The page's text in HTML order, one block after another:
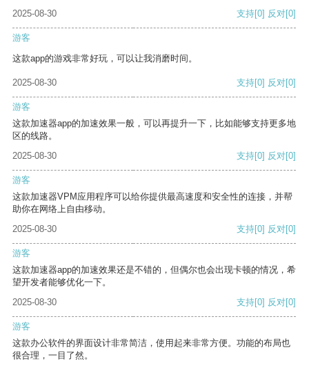
2025-08-30
支持[0] 反对[0]
游客
这款app的游戏非常好玩，可以让我消磨时间。
2025-08-30 支持[0] 反对[0]
游客
这款加速器app的加速效果一般，可以再提升一下，比如能够支持更多地
区的线路。
2025-08-30
支持[0] 反对[0]
游客
这款加速器VPM应用程序可以给你提供最高速度和安全性的连接，并帮
助你在网络上自由移动。
2025-08-30
支持[0] 反对[0]
游客
这款加速器app的加速效果还是不错的，但偶尔也会出现卡顿的情况，希
望开发者能够优化一下。
2025-08-30
支持[0] 反对[0]
游客
这款办公软件的界面设计非常简洁，使用起来非常方便。功能的布局也
很合理，一目了然。